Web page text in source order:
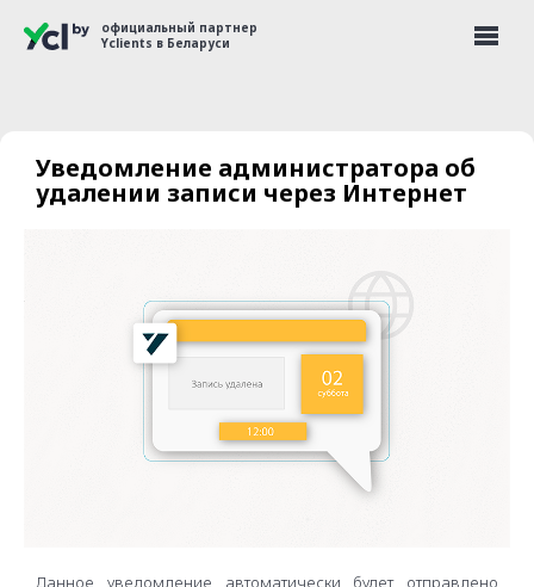
официальный партнер
Yclients в Беларуси
Уведомление администратора об
удалении записи через Интернет
Данное уведомление автоматически будет отправлено